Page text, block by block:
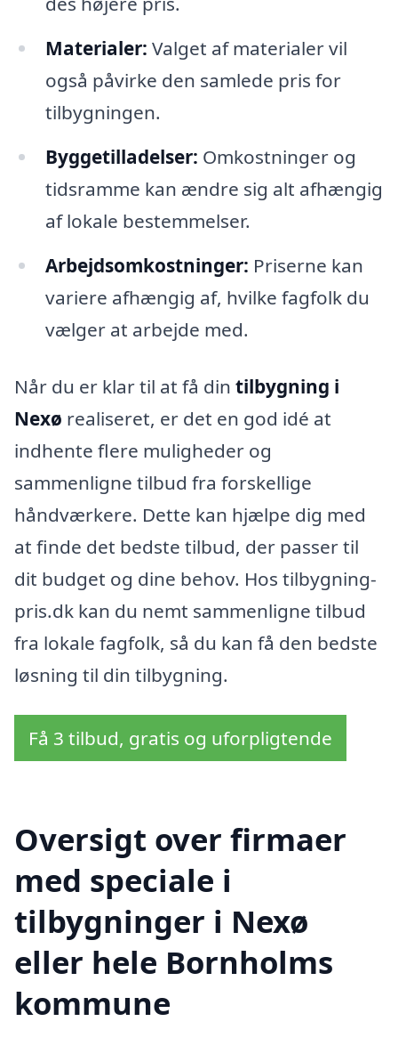
Materialer: Valget af materialer vil
også påvirke den samlede pris for
tilbygningen.
Byggetilladelser: Omkostninger og
tidsramme kan ændre sig alt afhængig
af lokale bestemmelser.
Arbejdsomkostninger: Priserne kan
variere afhængig af, hvilke fagfolk du
vælger at arbejde med.
Når du er klar til at få din tilbygning i
Nexø realiseret, er det en god idé at
indhente flere muligheder og
sammenligne tilbud fra forskellige
håndværkere. Dette kan hjælpe dig med
at finde det bedste tilbud, der passer til
dit budget og dine behov. Hos tilbygning-
pris.dk kan du nemt sammenligne tilbud
fra lokale fagfolk, så du kan få den bedste
løsning til din tilbygning.
Få 3 tilbud, gratis og uforpligtende
Oversigt over firmaer
med speciale i
tilbygninger i Nexø
eller hele Bornholms
kommune